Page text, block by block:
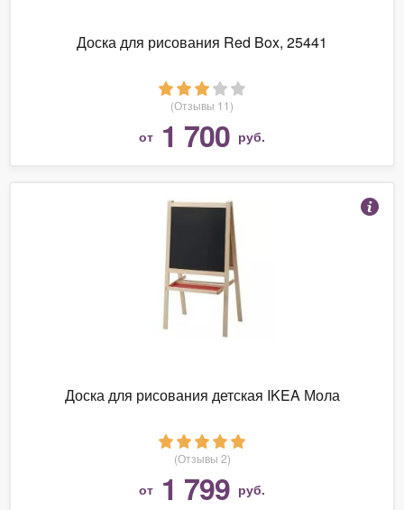
Доска для рисования Red Box, 25441
(Отзывы 11)
от 1 700 руб.
Доска для рисования детская IKEA Мола
(Отзывы 2)
от 1 799 руб.